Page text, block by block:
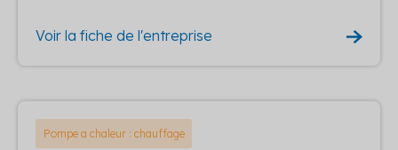
Voir la fiche de l'entreprise
Pompe a chaleur : chauffage